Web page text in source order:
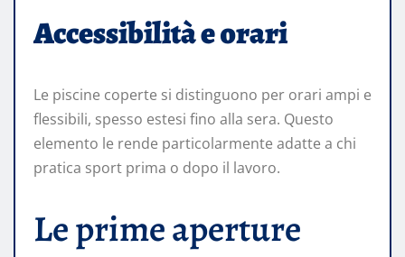
Accessibilità e orari
Le piscine coperte si distinguono per orari ampi e
flessibili, spesso estesi fino alla sera. Questo
elemento le rende particolarmente adatte a chi
pratica sport prima o dopo il lavoro.
Le prime aperture